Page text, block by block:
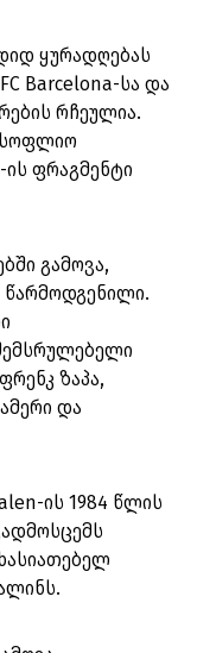
ყურადღებას
Barcelona-სა და
რჩეულია.
ის ფრაგმენტი
გამოვა,
ზაპა,
და
ის 1984 წლის